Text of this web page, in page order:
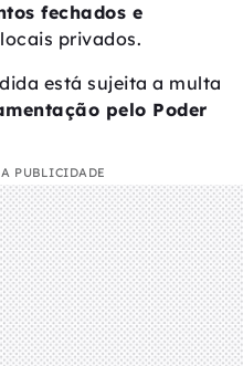
fechados e
privados.
está sujeita a multa
pelo Poder
PUBLICIDADE